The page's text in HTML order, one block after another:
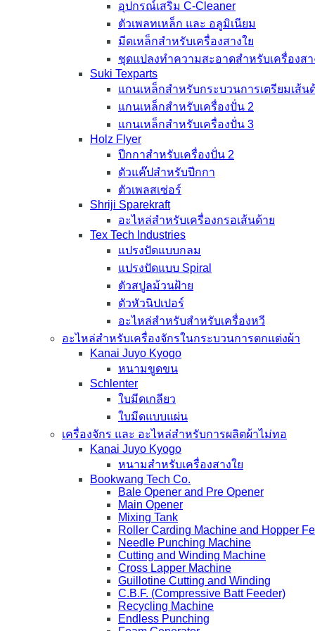
อุปกรณ์เสริม C-Cleaner
ตัวเพลทเหล็ก และ อลูมิเนียม
มีดเหล็กสำหรับเครื่องสางใย
ชุดแปลงทำความสะอาดสำหรับเครื่องสา
Suki Texparts
แกนเหล็กสำหรับกระบวนการเตรียมเส้น
แกนเหล็กสำหรับเครื่องปั่น 2
แกนเหล็กสำหรับเครื่องปั่น 3
Holz Flyer
ปีกกาสำหรับเครื่องปั่น 2
ตัวแค๊ปสำหรับปีกกา
ตัวเพลสเซ่อร์
Shriji Sparekraft
อะไหล่สำหรับเครื่องกรอเส้นด้าย
Tex Tech Industries
แปรงปัดแบบกลม
แปรงปัดแบบ Spiral
ตัวสปูลม้วนฝ้าย
ตัวหัวนิปเปอร์
อะไหล่สำหรับสำหรับเครื่องหวี
อะไหล่สำหรับเครื่องจักรในกระบวนการตกแต่งผ้า
Kanai Juyo Kyogo
หนามขูดขน
Schlenter
ใบมีดเกลียว
ใบมีดแบบแผ่น
เครื่องจักร และ อะไหล่สำหรับการผลิตผ้าไม่ทอ
Kanai Juyo Kyogo
หนามสำหรับเครื่องสางใย
Bookwang Tech Co.
Bale Opener and Pre Opener
Main Opener
Mixing Tank
Roller Carding Machine and Hopper
Needle Punching Machine
Cutting and Winding Machine
Cross Lapper Machine
Guillotine Cutting and Winding
C.B.F. (Compressive Batt Feeder)
Recycling Machine
Endless Punching